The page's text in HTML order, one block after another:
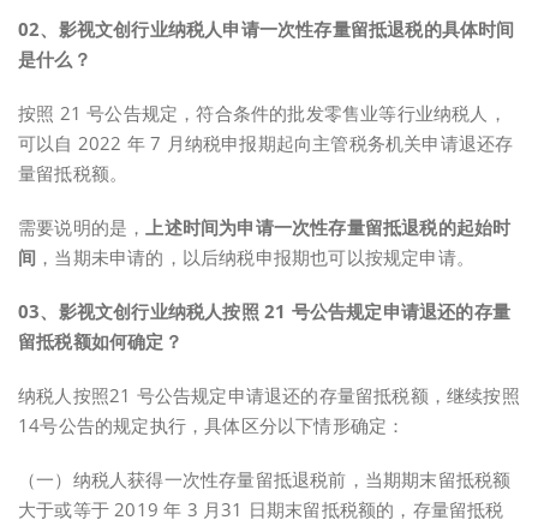
02、 影视文创行业纳税人申请一次性存量留抵退税的具体时间
是什么？
按照 21 号公告规定，符合条件的批发零售业等行业纳税人，
可以自 2022 年 7 月纳税申报期起向主管税务机关申请退还存
量留抵税额。
需要说明的是，上述时间为申请一次性存量留抵退税的起始时
间 ，当期未申请的，以后纳税申报期也可以按规定申请。
03、 影视文创行业纳税人按照 21 号公告规定申请退还的存量
留抵税额如何确定？
纳税人按照21 号公告规定申请退还的存量留抵税额，继续按照
14号公告的规定执行，具体区分以下情形确定：
（一）纳税人获得一次性存量留抵退税前，当期期末留抵税额
大于或等于 2019 年 3 月31 日期末留抵税额的，存量留抵税